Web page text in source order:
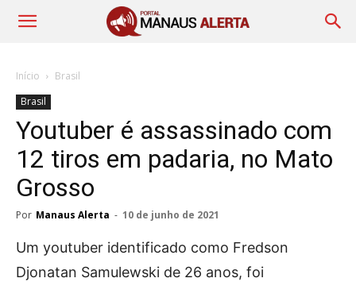
Início
Brasil
Brasil
Youtuber é assassinado com
12 tiros em padaria, no Mato
Grosso
Por Manaus Alerta - 10 de junho de 2021
Um youtuber identificado como Fredson
Djonatan Samulewski de 26 anos, foi